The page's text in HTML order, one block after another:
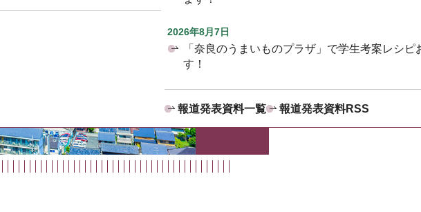
2026年8月7日
「奈良のうまいものプラザ」で学生考案レシピ
す！
報道発表資料一覧 報道発表資料RSS